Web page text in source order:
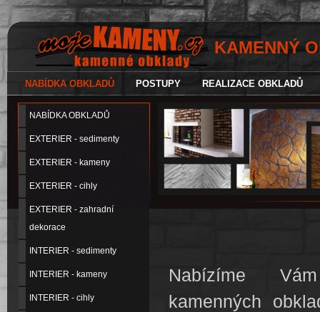
KAMENNÝ
NABÍDKA OBKLADŮ POSTUPY REALIZACE OBKLADŮ
NABÍDKA OBKLADŮ
EXTERIER - sedimenty
EXTERIER - kameny
EXTERIER - cihly
EXTERIER - zahradní
dekorace
INTERIER - sedimenty
INTERIER - kameny
INTERIER - cihly
Nabízíme
kamenných